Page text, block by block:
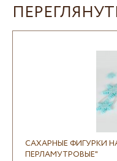
САХАРНЫЕ ФИГУРКИ
ПЕРЛАМУТРОВЫЕ"